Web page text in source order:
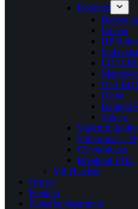
Robotter
Beebot
Edison
HP
Kubo
LOTI-
OTI-
Osmo
Rugged
Sphero
Skærmfri
Spintronics –
Cleverblocks
Breakout EDU
VR Headset
Om os
Kontakt
Samarbejdspartnere